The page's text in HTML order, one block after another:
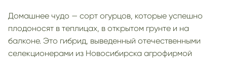
Домашнее чудо — сорт огурцов, которые успешно
плодоносят в теплицах, в открытом грунте и на
балконе. Это гибрид, выведенный отечественными
селекционерами из Новосибирска агрофирмой